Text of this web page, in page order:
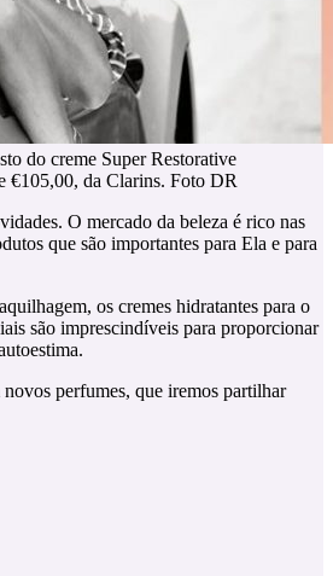
do creme Super Restorative
€105,00, da Clarins. Foto DR
O mercado da beleza é rico nas
que são importantes para Ela e para
os cremes hidratantes para o
são imprescindíveis para proporcionar
novos perfumes, que iremos partilhar